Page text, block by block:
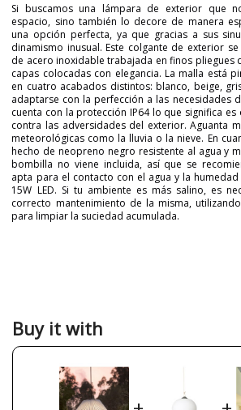
Si buscamos una lámpara de exterior que
espacio, sino también lo decore de manera
una opción perfecta, ya que gracias a sus
dinamismo inusual. Este colgante de exterior
de acero inoxidable trabajada en finos pliegues
capas colocadas con elegancia. La malla está
en cuatro acabados distintos: blanco, beige,
adaptarse con la perfección a las necesidades
cuenta con la protección IP64 lo que significa
contra las adversidades del exterior. Aguanta
meteorológicas como la lluvia o la nieve. En
hecho de neopreno negro resistente al agua y
bombilla no viene incluida, así que se
apta para el contacto con el agua y la humedad
15W LED. Si tu ambiente es más salino, es
correcto mantenimiento de la misma,
para limpiar la suciedad acumulada.
Delivery
Available
Bulb Socket
E27
Buy it with